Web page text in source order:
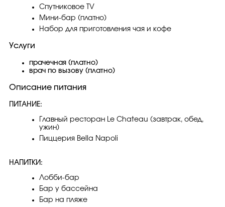
Спутниковое TV
Мини-бар (платно)
Набор для приготовления чая и кофе
Услуги
прачечная (платно)
врач по вызову (платно)
Описание питания
ПИТАНИЕ:
Главный ресторан Le Chateau (завтрак, обед,
ужин)
Пиццерия Bella Napoli
НАПИТКИ:
Лобби-бар
Бар у бассейна
Бар на пляже